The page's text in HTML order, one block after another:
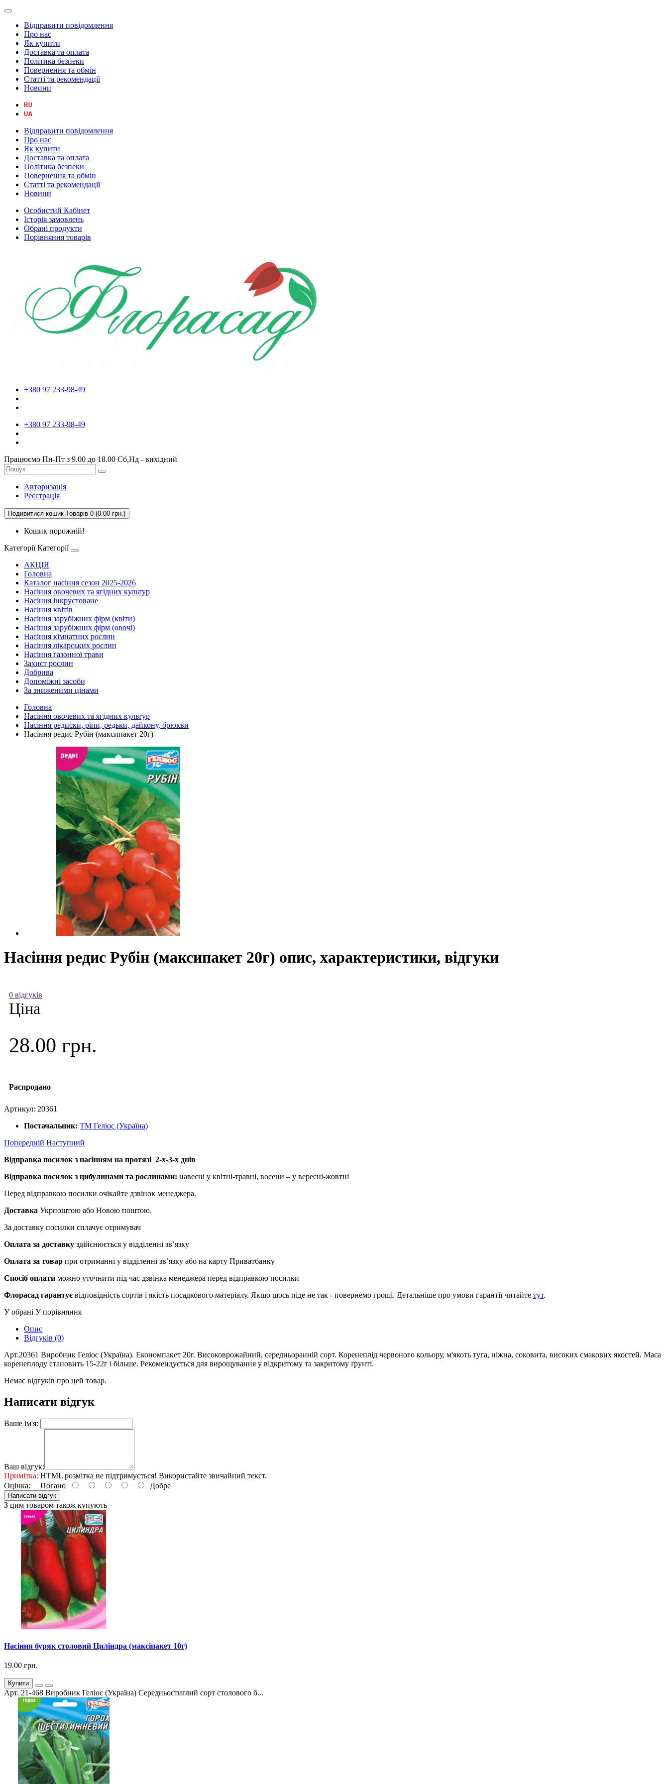
Відправити повідомлення
Про нас
Як купити
Доставка та оплата
Політика безпеки
Повернення та обмін
Статті та рекомендації
Новини
Відправити повідомлення
Про нас
Як купити
Доставка та оплата
Політика безпеки
Повернення та обмін
Статті та рекомендації
Новини
Особистий Кабінет
Історія замовлень
Обрані продукти
Порівняння товарів
+380 97 233-98-49
+380 97 233-98-49
Працюємо Пн-Пт з 9.00 до 18.00 Сб,Нд - вихідний
Авторизація
Реєстрація
Подивитися кошик Товарів 0 (0.00 грн.)
Кошик порожній!
Категорії Категорії
АКЦІЯ
Головна
Каталог насіння сезон 2025-2026
Насіння овочевих та ягідних культур
Насіння інкрустоване
Насіння квітів
Насіння зарубіжних фірм (квіти)
Насіння зарубіжних фірм (овочі)
Насіння кімнатних рослин
Насіння лікарських рослин
Насіння газонної трави
Захист рослин
Добрива
Допоміжні засоби
За зниженими цінами
Головна
Насіння овочевих та ягідних культур
Насіння редиски, ріпи, редьки, дайкону, брюкви
Насіння редис Рубін (максипакет 20г)
Насіння редис Рубін (максипакет 20г) опис, характеристики, відгуки
0 відгуків
Ціна
28.00 грн.
Распродано
Артикул: 20361
Постачальник: ТМ Геліос (Україна)
Попередній Наступний
Відправка посилок з насінням на протязі 2-х-3-х днів
Відправка посилок з цибулинами та рослинами: навесні у квітні-травні, восени – у вересні-жовтні
Перед відправкою посилки очікайте дзвінок менеджера.
Доставка Укрпоштою або Новою поштою.
За доставку посилки сплачує отримувач
Оплата за доставку здійснюється у відділенні зв’язку
Оплата за товар при отриманні у відділенні зв’язку або на карту Приватбанку
Спосіб оплати можно уточнити під час дзвінка менеджера перед відправкою посилки
Флорасад гарантує відповідність сортів і якість посадкового матеріалу. Якщо щось піде не так - повернемо гроші. Детальніше про умови гарантії читайте тут.
У обрані У порівняння
Опис
Відгуків (0)
Арт.20361 Виробник Геліос (Україна). Економпакет 20г. Високоврожайний, середньоранній сорт. Коренеплід червоного кольору, м'якоть туга, ніжна, соковита, високих смакових якостей. Маса
коренеплоду становить 15-22г і більше. Рекомендується для вирощування у відкритому та закритому ґрунті.
Немає відгуків про цей товар.
Написати відгук
Ваше ім'я:
Ваш відгук:
Примітка: HTML розмітка не підтримується! Використайте звичайний текст.
Оцінка: Погано Добре
Написати відгук
З цим товаром також купують
Насіння буряк столовий Циліндра (максіпакет 10г)
19.00 грн.
Купити
Арт. 21-468 Виробник Геліос (Україна) Середньостиглий сорт столового б...